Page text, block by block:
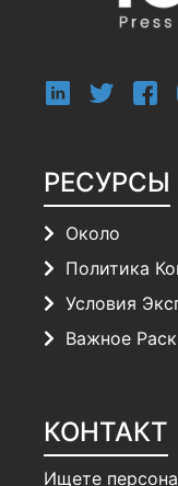
РЕСУРСЫ
Около
Политика
Условия
Важное
КОНТАКТ
Ищете